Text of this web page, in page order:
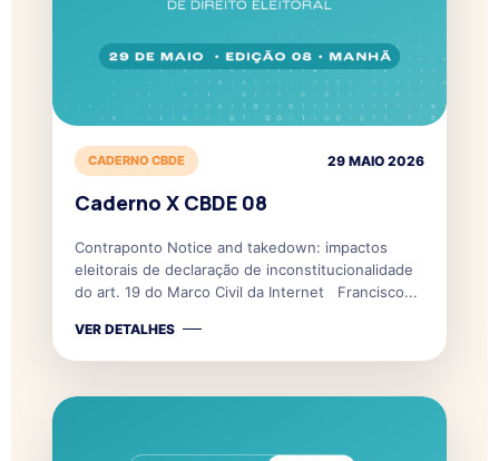
CADERNO CBDE 29 MAIO 2026
Caderno X CBDE 08
Contraponto Notice and takedown: impactos
eleitorais de declaração de inconstitucionalidade
do art. 19 do Marco Civil da Internet Francisco...
VER DETALHES